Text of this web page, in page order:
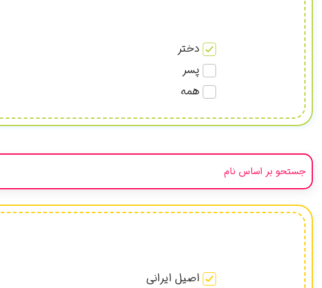
دختر
پسر
همه
اصیل ایرانی